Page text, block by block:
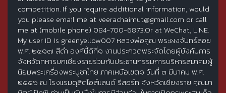
competition. If you require additional information, would
you please email me at veerachaimut@gmail.com or call
me at (mobile phone) 084-700-6873.Or at WeChat, LINE.
My user ID is greenyellow007 หลวงพ่อคูณ พระผงจันทร์ลอย
พ.ศ. ๒๕๑๗ สีดำ องค์นี้ดืที่๑ งานประกวดพระจัดโดยผู้บังคับการ
จังหวัดทหารบกเชียงรายร่วมกับประธานกรรมการบริหารสมาคมผู้
นิยมพระเครื่องพระบูชาไทย ภาคเหนือเขต๑ วันที่ ๓ มีนาคม พ.ศ.
๒๕๕๖ ณ โรงแรมดุสิตไอส์แลนด์ รีสอร์ท จังหวัดเชียงราย คุณมา